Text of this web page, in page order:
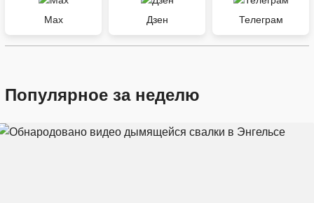
Max Дзен Телеграм
Популярное за неделю